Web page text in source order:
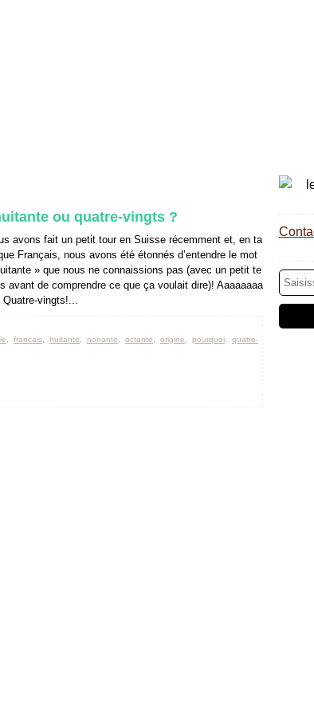
ou quatre-vingts ?
avons fait un petit tour en Suisse récemment et, en ta
Français, nous avons été étonnés d’entendre le mot
» que nous ne connaissions pas (avec un petit te
avant de comprendre ce que ça voulait dire)! Aaaaaaaa
Quatre-vingts!...
francais huitante nonante octante origine pourquoi
quatre-